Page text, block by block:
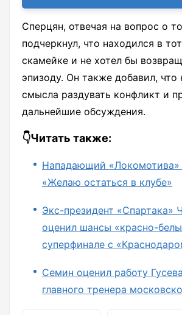
Сперцян, отвечая на вопрос о
подчеркнул, что находился в
скамейке и не хотел бы
эпизоду. Он также добавил, что
смысла раздувать конфликт и
дальнейшие обсуждения.
👇Читать также:
Нападающий «Локомотива»
«Желаю остаться в клубе»
Экс-президент «Спартака»
оценил шансы «красно-
суперфинале с
Семин оценил работу
главного тренера